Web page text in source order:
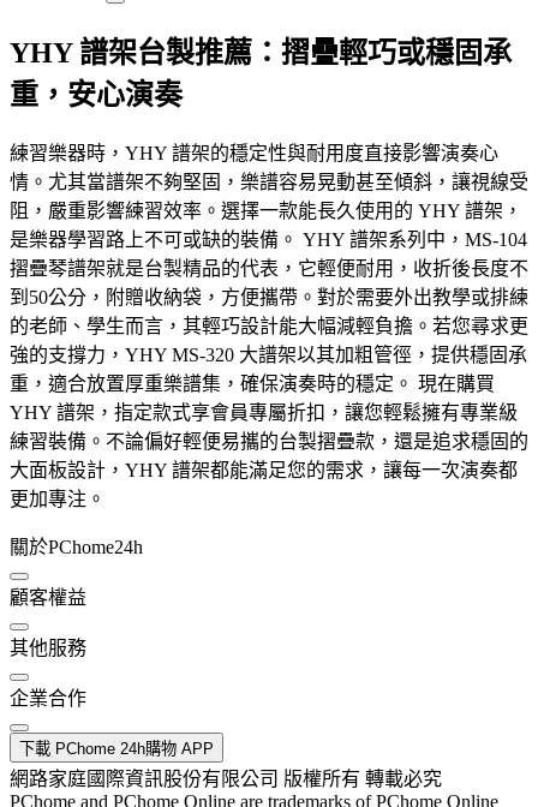
YHY 譜架台製推薦：摺疊輕巧或穩固承
重，安心演奏
練習樂器時，YHY 譜架的穩定性與耐用度直接影響演奏心
情。尤其當譜架不夠堅固，樂譜容易晃動甚至傾斜，讓視線受
阻，嚴重影響練習效率。選擇一款能長久使用的 YHY 譜架，
是樂器學習路上不可或缺的裝備。 YHY 譜架系列中，MS-104
摺疊琴譜架就是台製精品的代表，它輕便耐用，收折後長度不
到50公分，附贈收納袋，方便攜帶。對於需要外出教學或排練
的老師、學生而言，其輕巧設計能大幅減輕負擔。若您尋求更
強的支撐力，YHY MS-320 大譜架以其加粗管徑，提供穩固承
重，適合放置厚重樂譜集，確保演奏時的穩定。 現在購買
YHY 譜架，指定款式享會員專屬折扣，讓您輕鬆擁有專業級
練習裝備。不論偏好輕便易攜的台製摺疊款，還是追求穩固的
大面板設計，YHY 譜架都能滿足您的需求，讓每一次演奏都
更加專注。
關於PChome24h
顧客權益
其他服務
企業合作
下載 PChome 24h購物 APP
網路家庭國際資訊股份有限公司 版權所有 轉載必究
PChome and PChome Online are trademarks of PChome Online